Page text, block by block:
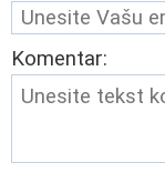
Komentar: